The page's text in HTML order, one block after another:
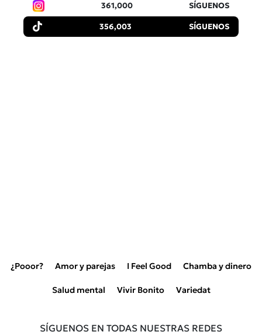
361,000 SÍGUENOS
356,003 SÍGUENOS
¿Pooor? Amor y parejas I Feel Good Chamba y dinero
Salud mental Vivir Bonito Variedat
SÍGUENOS EN TODAS NUESTRAS REDES